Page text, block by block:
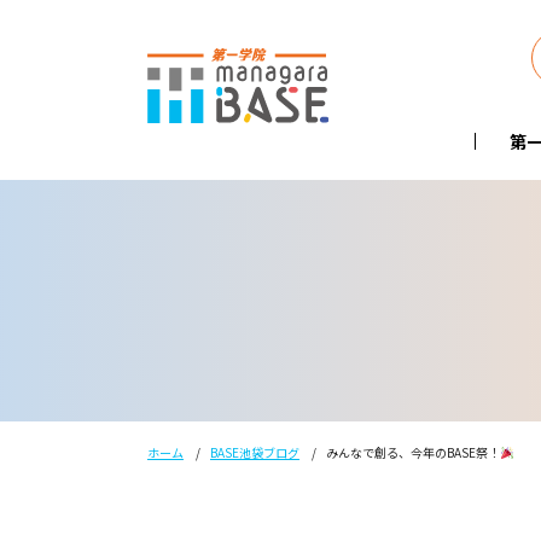
第
ホーム BASE池袋ブログ みんなで創る、今年のBASE祭！